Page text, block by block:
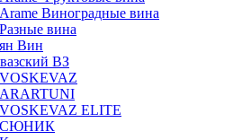
Arame Виноградные вина
Разные вина
Вин
ВЗ
VOSKEVAZ
ARARTUNI
VOSKEVAZ ELITE